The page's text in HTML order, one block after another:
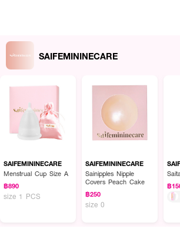
ผลลัพธ์ที่ได้ :
เทปกันโป๊ สำหรับติดบนผิวกายและผิวผ้า เพื่อให้เสื้อผ้าแ
ช่วยเซฟในการแต่งตัว พร้อมแก้ปัญหาเสื้อผ้าหลวม ติดแน่
SAIFEMININECARE
SAIFEMININECARE
Menstrual Cup Size A
฿890
size 1 PCS
SAIFEMININECARE
Sainipples Nipple
Covers Peach Cake
฿250
size 0
฿